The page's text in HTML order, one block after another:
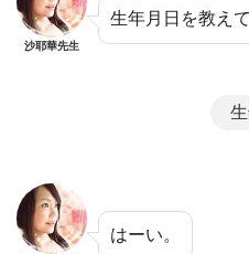
沙耶華先生
生年月日を教え
はーい。